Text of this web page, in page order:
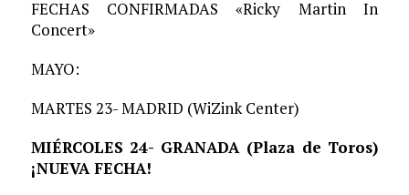
FECHAS CONFIRMADAS «Ricky Martin In
Concert»
MAYO:
MARTES 23- MADRID (WiZink Center)
MIÉRCOLES 24- GRANADA (Plaza de Toros)
¡NUEVA FECHA!